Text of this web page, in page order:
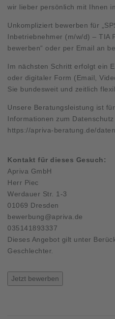
wir lieber persönlich mit Ihnen
Unkompliziert bewerben für
Inbetriebnehmer (m/w/d) – TIA
bewerben“ oder per Email an
Im nächsten Schritt erfolgt ein
oder digitaler Form (Email,
Sie bundesweit und zeitlich
Unsere Beratungsleistung ist
Informationen zum
https://apriva-beratung.de/
Kontakt für dieses Gesuch:
Apriva GmbH
Herr Piec
Werdauer Str. 1-3
01069 Dresden
bewerbung@apriva.de
035141893337
Dieses Angebot gilt unter
Geschlechter.
Jetzt bewerben